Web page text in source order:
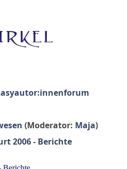
(Moderator: Maja)
2006 - Berichte